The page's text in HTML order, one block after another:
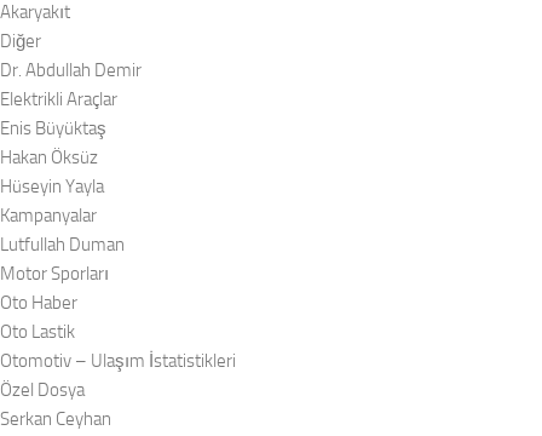
Akaryakıt
Diğer
Dr. Abdullah Demir
Elektrikli Araçlar
Enis Büyüktaş
Hakan Öksüz
Hüseyin Yayla
Kampanyalar
Lutfullah Duman
Motor Sporları
Oto Haber
Oto Lastik
Otomotiv – Ulaşım İstatistikleri
Özel Dosya
Serkan Ceyhan